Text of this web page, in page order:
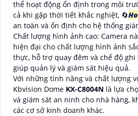
thể hoạt động ổn định trong môi
cả khi gặp thời tiết khắc nghiệt, 🔄
an toàn và ổn định cho hệ thống
Chất lượng hình ảnh cao: Camera
hiện đại cho chất lượng hình ảnh
thực, hỗ trợ quay đêm và chế độ
giúp quản lý và giám sát hiệu quả.
Với những tính năng và chất lượng
Kbvision Dome KX-C8004N là lựa
và giám sát an ninh cho nhà hàng,
các cơ sở kinh doanh khác.